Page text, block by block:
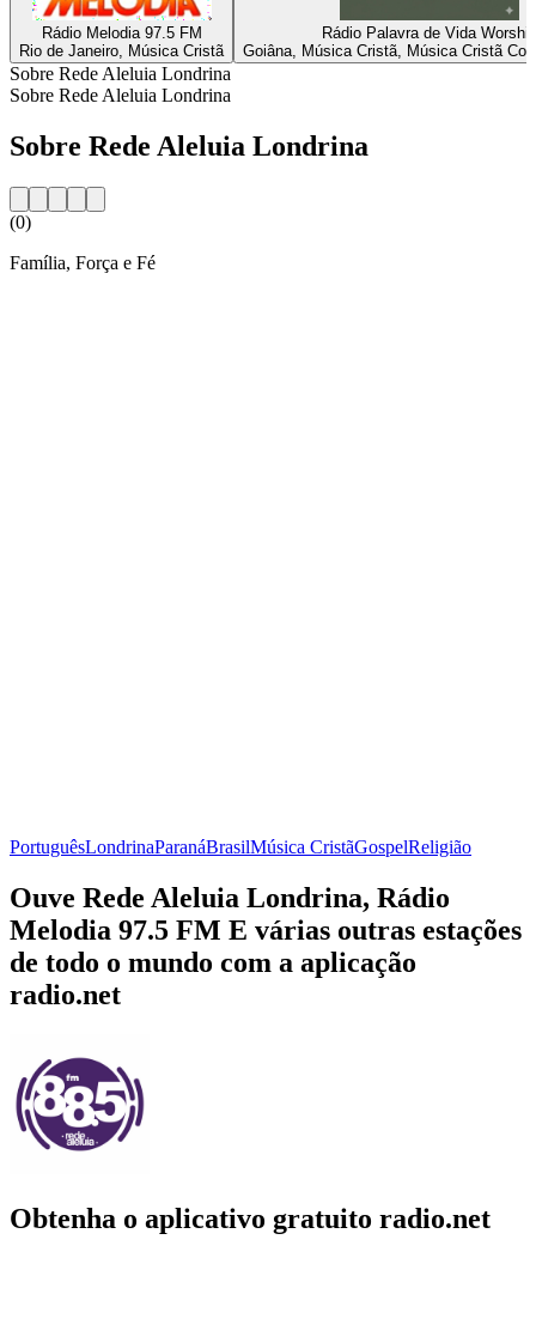
Rádio Melodia 97.5 FM
Rio de Janeiro, Música Cristã
Rádio Palavra de Vida Worship
Goiâna, Música Cristã, Música Cristã
Sobre Rede Aleluia Londrina
Sobre Rede Aleluia Londrina
Sobre Rede Aleluia Londrina
(0)
Família, Força e Fé
PortuguêsLondrinaParanáBrasilMúsica CristãGospelReligião
Ouve Rede Aleluia Londrina, Rádio
Melodia 97.5 FM E várias outras estações
de todo o mundo com a aplicação
radio.net
Obtenha o aplicativo gratuito radio.net